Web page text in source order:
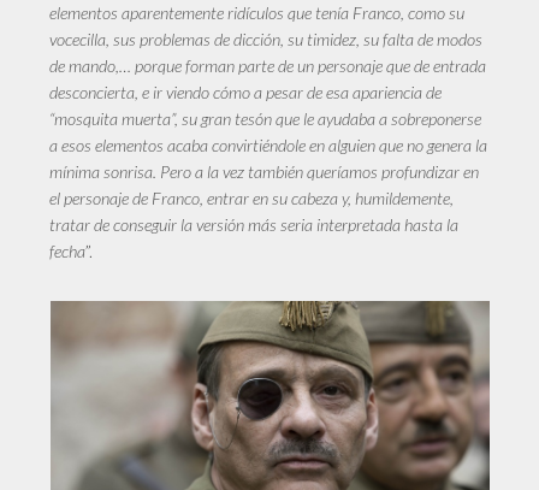
elementos aparentemente ridículos que tenía Franco, como su
vocecilla, sus problemas de dicción, su timidez, su falta de modos
de mando,… porque forman parte de un personaje que de entrada
desconcierta, e ir viendo cómo a pesar de esa apariencia de
“mosquita muerta”, su gran tesón que le ayudaba a sobreponerse
a esos elementos acaba convirtiéndole en alguien que no genera la
mínima sonrisa. Pero a la vez también queríamos profundizar en
el personaje de Franco, entrar en su cabeza y, humildemente,
tratar de conseguir la versión más seria interpretada hasta la
fecha”.